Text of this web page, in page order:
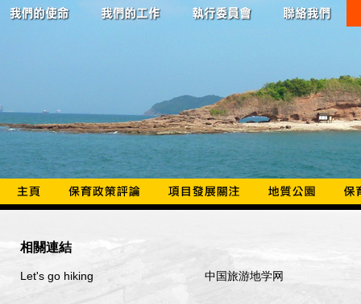
相關連結
Let's go hiking 中国旅游地学网